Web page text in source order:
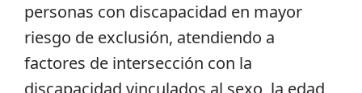
personas con discapacidad en mayor
riesgo de exclusión, atendiendo a
factores de intersección con la
discapacidad vinculados al sexo, la edad,